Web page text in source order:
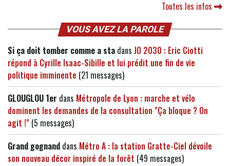
Toutes les infos
VOUS AVEZ LA PAROLE
Si ça doit tomber comme a sta dans JO 2030 : Eric Ciotti
répond à Cyrille Isaac-Sibille et lui prédit une fin de vie
politique imminente (21 messages)
GLOUGLOU 1er dans Métropole de Lyon : marche et vélo
dominent les demandes de la consultation "Ça bloque ? On
agit !" (5 messages)
Grand gognand dans Métro A : la station Gratte-Ciel dévoile
son nouveau décor inspiré de la forêt (49 messages)